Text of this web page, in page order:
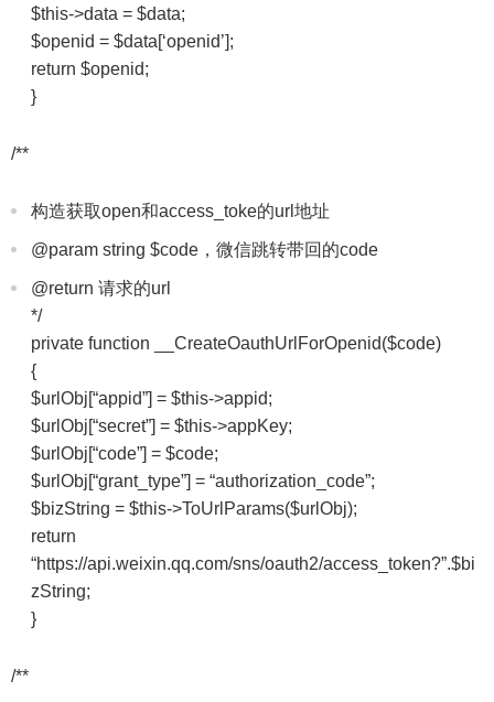
$this->data = $data;
$openid = $data[‘openid’];
return $openid;
}
/**
构造获取open和access_toke的url地址
@param string $code，微信跳转带回的code
@return 请求的url
*/
private function __CreateOauthUrlForOpenid($code)
{
$urlObj[“appid”] = $this->appid;
$urlObj[“secret”] = $this->appKey;
$urlObj[“code”] = $code;
$urlObj[“grant_type”] = “authorization_code”;
$bizString = $this->ToUrlParams($urlObj);
return
“https://api.weixin.qq.com/sns/oauth2/access_token?”.$bi
zString;
}
/**